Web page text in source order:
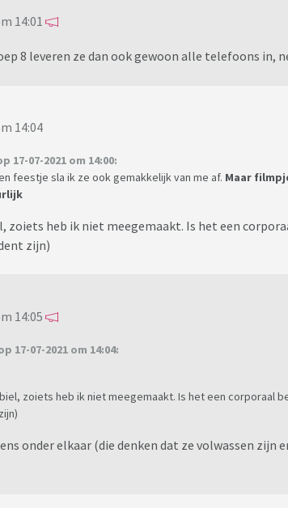
14:01
8 leveren ze dan ook gewoon alle telefoons in,
14:04
17-07-2021 om 14:00:
feestje sla ik ze ook gemakkelijk van me af. Maar
zoiets heb ik niet meegemaakt. Is het een
zijn)
14:05
17-07-2021 om 14:04:
zoiets heb ik niet meegemaakt. Is het een corporaal
onder elkaar (die denken dat ze volwassen zijn